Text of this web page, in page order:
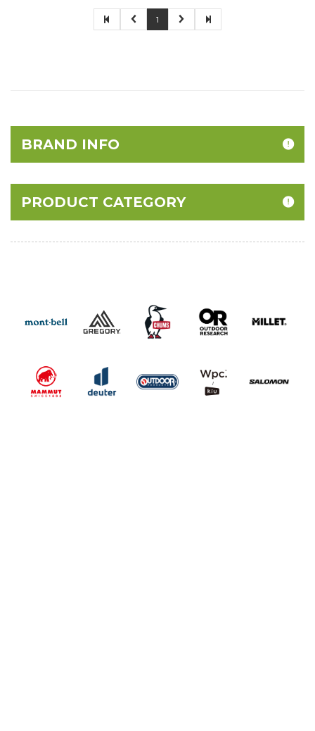
1
BRAND INFO
PRODUCT CATEGORY